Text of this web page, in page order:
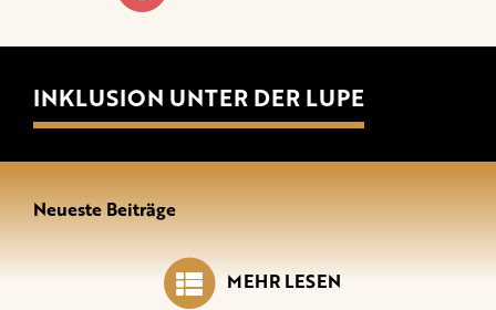
INKLUSION UNTER DER LUPE
Neueste Beiträge
MEHR LESEN